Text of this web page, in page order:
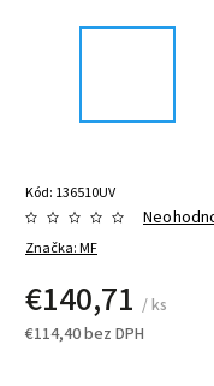
Kód: 136510UV
Značka:MF
€140,71 / ks
€114,40 bez DPH